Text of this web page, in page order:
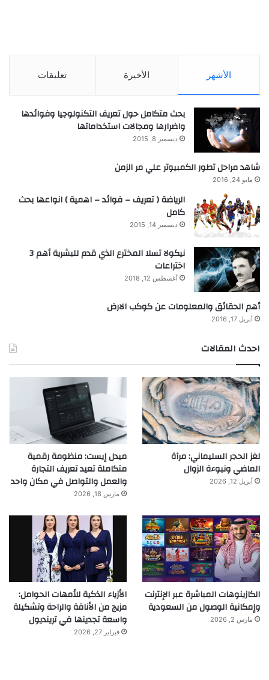
الأشهر الأخيرة تعليقات
بحث متكامل حول تعريف التكنولوجيا وفوائدها
واضرارها ومجالات استخداماتها
ديسمبر 8, 2015
شاهد مراحل تطور الكمبيوتر علي مر الزمن
مايو 24, 2016
الرياضة ( تعريف – فوائد – اهمية ) انواعها بحث
كامل
ديسمبر 14, 2015
نيكولا تسلا المخترع الذي قدم للبشرية أهم 3
اختراعات
أغسطس 12, 2018
أهم الحقائق والمعلومات عن كوكب الارض
أبريل 17, 2016
احدث المقالات
لغز الحجر السليماني: مرآة
الماضي ونبوءة الزوال
أبريل 12, 2026
ميدل إيست: منظومة رقمية
متكاملة تعيد تعريف التجارة
والعمل والتواصل في مكان واحد
مارس 18, 2026
الكازينوهات المباشرة عبر الإنترنت
وإمكانية الوصول من السعودية
مارس 2, 2026
الأزياء الذكية للأمهات الحوامل:
مزيج من الأناقة والراحة وتشكيلة
واسعة تجدينها في ترينديول
فبراير 27, 2026